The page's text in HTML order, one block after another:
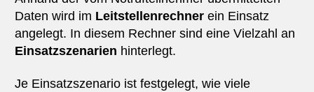
Daten wird im Leitstellenrechnerein Einsatz
angelegt. In diesem Rechner sind eine Vielzahl an
Einsatzszenarien hinterlegt.
Je Einsatzszenario ist festgelegt, wie viele